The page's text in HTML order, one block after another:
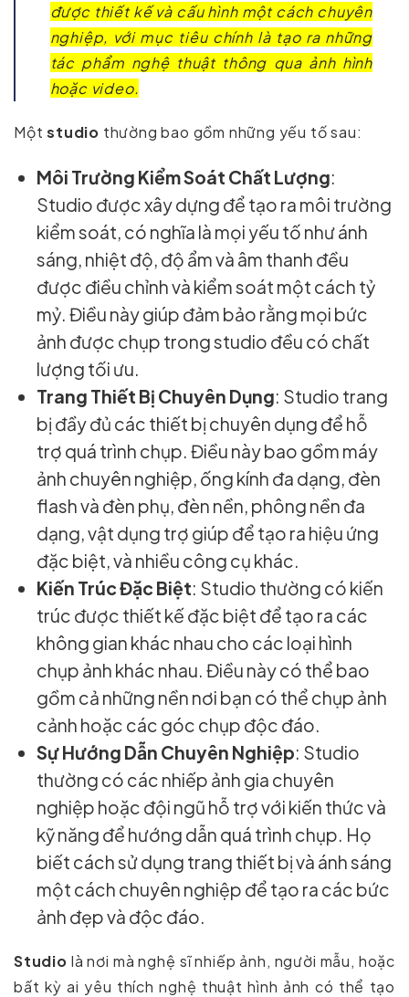
được thiết kế và cấu hình một cách chuyên
nghiệp, với mục tiêu chính là tạo ra những
tác phẩm nghệ thuật thông qua ảnh hình
hoặc video.
Mộtstudio thường bao gồm những yếu tố sau:
Môi Trường Kiểm Soát Chất Lượng:
Studio được xây dựng để tạo ra môi trường
kiểm soát, có nghĩa là mọi yếu tố như ánh
sáng, nhiệt độ, độ ẩm và âm thanh đều
được điều chỉnh và kiểm soát một cách tỷ
mỷ. Điều này giúp đảm bảo rằng mọi bức
ảnh được chụp trong studio đều có chất
lượng tối ưu.
Trang Thiết Bị Chuyên Dụng: Studio trang
bị đầy đủ các thiết bị chuyên dụng để hỗ
trợ quá trình chụp. Điều này bao gồm máy
ảnh chuyên nghiệp, ống kính đa dạng, đèn
flash và đèn phụ, đèn nền, phông nền đa
dạng, vật dụng trợ giúp để tạo ra hiệu ứng
đặc biệt, và nhiều công cụ khác.
Kiến Trúc Đặc Biệt: Studio thường có kiến
trúc được thiết kế đặc biệt để tạo ra các
không gian khác nhau cho các loại hình
chụp ảnh khác nhau. Điều này có thể bao
gồm cả những nền nơi bạn có thể chụp ảnh
cảnh hoặc các góc chụp độc đáo.
Sự Hướng Dẫn Chuyên Nghiệp: Studio
thường có các nhiếp ảnh gia chuyên
nghiệp hoặc đội ngũ hỗ trợ với kiến thức và
kỹ năng để hướng dẫn quá trình chụp. Họ
biết cách sử dụng trang thiết bị và ánh sáng
một cách chuyên nghiệp để tạo ra các bức
ảnh đẹp và độc đáo.
Studio là nơi mà nghệ sĩ nhiếp ảnh, người mẫu, hoặc
bất kỳ ai yêu thích nghệ thuật hình ảnh có thể tạo